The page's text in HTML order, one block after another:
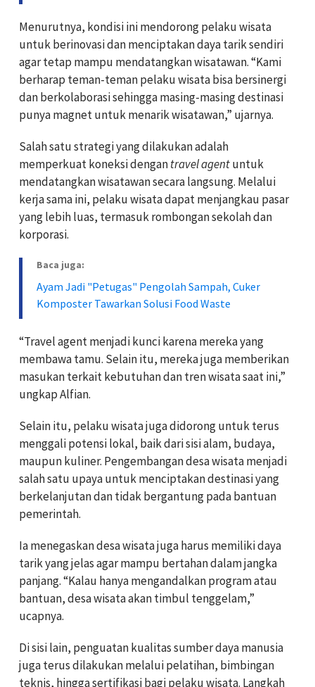
Menurutnya, kondisi ini mendorong pelaku wisata
untuk berinovasi dan menciptakan daya tarik sendiri
agar tetap mampu mendatangkan wisatawan. “Kami
berharap teman-teman pelaku wisata bisa bersinergi
dan berkolaborasi sehingga masing-masing destinasi
punya magnet untuk menarik wisatawan,” ujarnya.
Salah satu strategi yang dilakukan adalah
memperkuat koneksi dengantravel agentuntuk
mendatangkan wisatawan secara langsung. Melalui
kerja sama ini, pelaku wisata dapat menjangkau pasar
yang lebih luas, termasuk rombongan sekolah dan
korporasi.
Baca juga:
Ayam Jadi "Petugas" Pengolah Sampah, Cuker
Komposter Tawarkan Solusi Food Waste
“Travel agent menjadi kunci karena mereka yang
membawa tamu. Selain itu, mereka juga memberikan
masukan terkait kebutuhan dan tren wisata saat ini,”
ungkap Alfian.
Selain itu, pelaku wisata juga didorong untuk terus
menggali potensi lokal, baik dari sisi alam, budaya,
maupun kuliner. Pengembangan desa wisata menjadi
salah satu upaya untuk menciptakan destinasi yang
berkelanjutan dan tidak bergantung pada bantuan
pemerintah.
Ia menegaskan desa wisata juga harus memiliki daya
tarik yang jelas agar mampu bertahan dalam jangka
panjang. “Kalau hanya mengandalkan program atau
bantuan, desa wisata akan timbul tenggelam,”
ucapnya.
Di sisi lain, penguatan kualitas sumber daya manusia
juga terus dilakukan melalui pelatihan, bimbingan
teknis, hingga sertifikasi bagi pelaku wisata. Langkah